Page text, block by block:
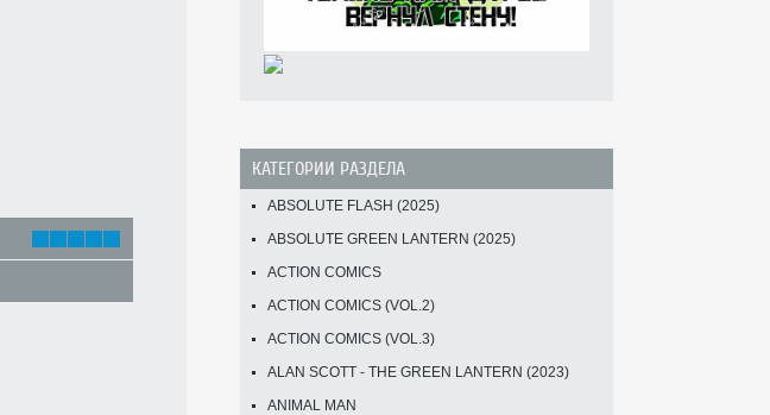
КАТЕГОРИИ РАЗДЕЛА
ABSOLUTE FLASH (2025)
ABSOLUTE GREEN LANTERN (2025)
ACTION COMICS
ACTION COMICS (VOL.2)
ACTION COMICS (VOL.3)
ALAN SCOTT - THE GREEN LANTERN (2023)
ANIMAL MAN